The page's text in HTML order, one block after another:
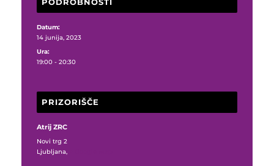
Datum:
14 junija, 2023
Ura:
19:00 - 20:30
PRIZORIŠČE
Atrij ZRC
Novi trg 2
Ljubljana,